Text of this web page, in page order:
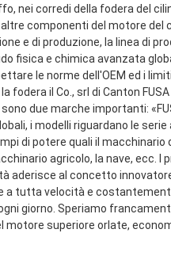
nei corredi della fodera del
componenti del motore
e di produzione, la linea di
fisica e chimica avanzata
le norme dell'OEM ed i
fodera il Co., srl di Canton
due marche importanti:
i modelli riguardano le serie
di potere quali il macchinario
agricolo, la nave, ecc.
aderisce al concetto
a tutta velocità e
giorno. Speriamo
motore superiore orlate,